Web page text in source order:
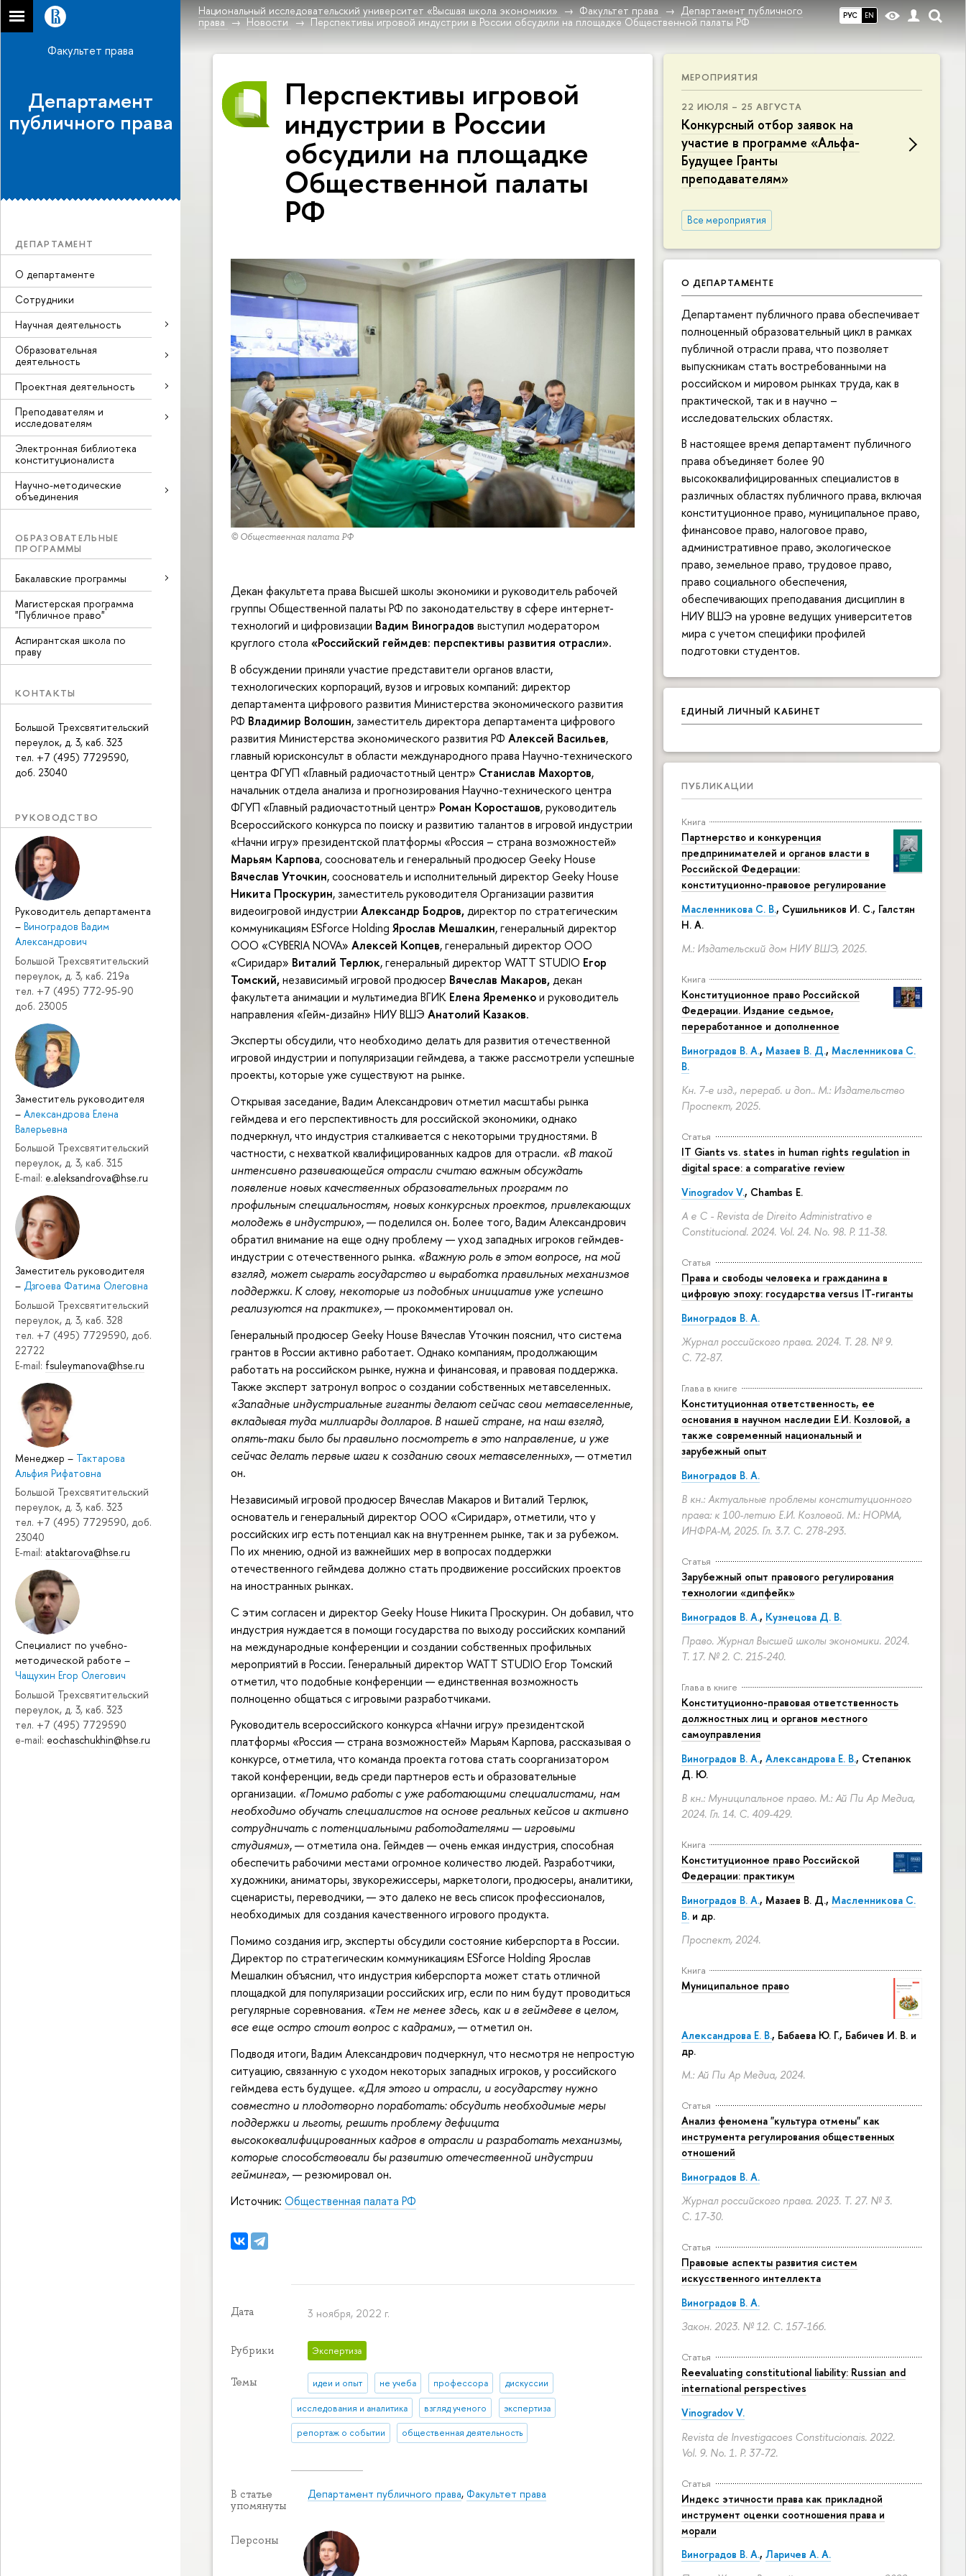
РУС EN
Национальный исследовательский университет «Высшая школа экономики» Факультет права
Департамент публичного
права
Новости Перспективы игровой индустрии в России обсудили на площадке Общественной палаты РФ
Факультет права
Департамент
публичного права
ДЕПАРТАМЕНТ
О департаменте
Сотрудники
Научная деятельность
Образовательная
деятельность
Проектная деятельность
Преподавателям и
исследователям
Электронная библиотека
конституционалиста
Научно-методические
объединения
ОБРАЗОВАТЕЛЬНЫЕ
ПРОГРАММЫ
Бакалавские программы
Магистерская программа
"Публичное право"
Аспирантская школа по
праву
КОНТАКТЫ
Большой Трехсвятительский
переулок, д. 3, каб. 323
тел. +7 (495) 7729590,
доб. 23040
РУКОВОДСТВО
Руководитель департамента
– Виноградов Вадим
Александрович
Большой Трехсвятительский
переулок, д. 3, каб. 219a
тел. +7 (495) 772-95-90
доб. 23005
Заместитель руководителя
– Александрова Елена
Валерьевна
Большой Трехсвятительский
переулок, д. 3, каб. 315
E-mail: e.aleksandrova@hse.ru
Заместитель руководителя
– Дзгоева Фатима Олеговна
Большой Трехсвятительский
переулок, д. 3, каб. 328
тел. +7 (495) 7729590, доб.
22722
E-mail: fsuleymanova@hse.ru
Менеджер – Тактарова
Альфия Рифатовна
Большой Трехсвятительский
переулок, д. 3, каб. 323
тел. +7 (495) 7729590, доб.
23040
E-mail: ataktarova@hse.ru
Специалист по учебно-
методической работе –
Чащухин Егор Олегович
Большой Трехсвятительский
переулок, д. 3, каб. 323
тел. +7 (495) 7729590
e-mail: eochaschukhin@hse.ru
МЕРОПРИЯТИЯ
22 ИЮЛЯ – 25 АВГУСТА
Конкурсный отбор заявок на
участие в программе «Альфа-
Будущее Гранты
преподавателям»
Все мероприятия
О ДЕПАРТАМЕНТЕ
Департамент публичного права обеспечивает
полноценный образовательный цикл в рамках
публичной отрасли права, что позволяет
выпускникам стать востребованными на
российском и мировом рынках труда, как в
практической, так и в научно –
исследовательских областях.
В настоящее время департамент публичного
права объединяет более 90
высококвалифицированных специалистов в
различных областях публичного права, включая
конституционное право, муниципальное право,
финансовое право, налоговое право,
административное право, экологическое
право, земельное право, трудовое право,
право социального обеспечения,
обеспечивающих преподавания дисциплин в
НИУ ВШЭ на уровне ведущих университетов
мира с учетом специфики профилей
подготовки студентов.
ЕДИНЫЙ ЛИЧНЫЙ КАБИНЕТ
ПУБЛИКАЦИИ
Книга
Партнерство и конкуренция
предпринимателей и органов власти в
Российской Федерации:
конституционно-правовое регулирование
Масленникова С. В., Сушильников И. С., Галстян
Н. А.
М.: Издательский дом НИУ ВШЭ, 2025.
Книга
Конституционное право Российской
Федерации. Издание седьмое,
переработанное и дополненное
Виноградов В. А., Мазаев В. Д., Масленникова С.
В.
Кн. 7-е изд., перераб. и доп.. М.: Издательство
Проспект, 2025.
Статья
IT Giants vs. states in human rights regulation in
digital space: a comparative review
Vinogradov V., Chambas E.
A e C - Revista de Direito Administrativo e
Constitucional. 2024. Vol. 24. No. 98. P. 11-38.
Статья
Права и свободы человека и гражданина в
цифровую эпоху: государства versus IT-гиганты
Виноградов В. А.
Журнал российского права. 2024. Т. 28. № 9.
С. 72-87.
Глава в книге
Конституционная ответственность, ее
основания в научном наследии Е.И. Козловой, а
также современный национальный и
зарубежный опыт
Виноградов В. А.
В кн.: Актуальные проблемы конституционного
права: к 100-летию Е.И. Козловой. М.: НОРМА,
ИНФРА-М, 2025. Гл. 3.7. С. 278-293.
Статья
Зарубежный опыт правового регулирования
технологии «дипфейк»
Виноградов В. А., Кузнецова Д. В.
Право. Журнал Высшей школы экономики. 2024.
Т. 17. № 2. С. 215-240.
Глава в книге
Конституционно-правовая ответственность
должностных лиц и органов местного
самоуправления
Виноградов В. А., Александрова Е. В., Степанюк
Д. Ю.
В кн.: Муниципальное право. М.: Ай Пи Ар Медиа,
2024. Гл. 14. С. 409-429.
Книга
Конституционное право Российской
Федерации: практикум
Виноградов В. А., Мазаев В. Д., Масленникова С.
В. и др.
Проспект, 2024.
Книга
Муниципальное право
Александрова Е. В., Бабаева Ю. Г., Бабичев И. В. и
др.
М.: Ай Пи Ар Медиа, 2024.
Статья
Анализ феномена "культура отмены" как
инструмента регулирования общественных
отношений
Виноградов В. А.
Журнал российского права. 2023. Т. 27. № 3.
С. 17-30.
Статья
Правовые аспекты развития систем
искусственного интеллекта
Виноградов В. А.
Закон. 2023. № 12. С. 157-166.
Статья
Reevaluating constitutional liability: Russian and
international perspectives
Vinogradov V.
Revista de Investigacoes Constitucionais. 2022.
Vol. 9. No. 1. P. 37-72.
Статья
Индекс этичности права как прикладной
инструмент оценки соотношения права и
морали
Виноградов В. А., Ларичев А. А.
Перспективы игровой
индустрии в России
обсудили на площадке
Общественной палаты
РФ
© Общественная палата РФ
Декан факультета права Высшей школы экономики и руководитель рабочей
группы Общественной палаты РФ по законодательству в сфере интернет-
технологий и цифровизации Вадим Виноградов выступил модератором
круглого стола «Российский геймдев: перспективы развития отрасли».
В обсуждении приняли участие представители органов власти,
технологических корпораций, вузов и игровых компаний: директор
департамента цифрового развития Министерства экономического развития
РФ Владимир Волошин, заместитель директора департамента цифрового
развития Министерства экономического развития РФ Алексей Васильев,
главный юрисконсульт в области международного права Научно-технического
центра ФГУП «Главный радиочастотный центр» Станислав Махортов,
начальник отдела анализа и прогнозирования Научно-технического центра
ФГУП «Главный радиочастотный центр» Роман Коросташов, руководитель
Всероссийского конкурса по поиску и развитию талантов в игровой индустрии
«Начни игру» президентской платформы «Россия – страна возможностей»
Марьям Карпова, сооснователь и генеральный продюсер Geeky House
Вячеслав Уточкин, сооснователь и исполнительный директор Geeky House
Никита Проскурин, заместитель руководителя Организации развития
видеоигровой индустрии Александр Бодров,директор по стратегическим
коммуникациям ESforce Holding Ярослав Мешалкин, генеральный директор
ООО «CYBERIA NOVA» Алексей Копцев, генеральный директор ООО
«Сиридар» Виталий Терлюк, генеральный директор WATT STUDIO Егор
Томский,независимый игровой продюсер Вячеслав Макаров,декан
факультета анимации и мультимедиа ВГИК Елена Яременкои руководитель
направления «Гейм-дизайн» НИУ ВШЭ Анатолий Казаков.
Эксперты обсудили, что необходимо делать для развития отечественной
игровой индустрии и популяризации геймдева, а также рассмотрели успешные
проекты, которые уже существуют на рынке.
Открывая заседание, Вадим Александрович отметил масштабы рынка
геймдева и его перспективность для российской экономики, однако
подчеркнул, что индустрия сталкивается с некоторыми трудностями. В
частности, с нехваткой квалифицированных кадров для отрасли. «В такой
интенсивно развивающейся отрасли считаю важным обсуждать
появление новых качественных образовательных программ по
профильным специальностям, новых конкурсных проектов, привлекающих
молодежь в индустрию», — поделился он. Более того, Вадим Александрович
обратил внимание на еще одну проблему — уход западных игроков геймдев-
индустрии с отечественного рынка. «Важную роль в этом вопросе, на мой
взгляд, может сыграть государство и выработка правильных механизмов
поддержки. К слову, некоторые из подобных инициатив уже успешно
реализуются на практике», — прокомментировал он.
Генеральный продюсер Geeky House Вячеслав Уточкин пояснил, что система
грантов в России активно работает. Однако компаниям, продолжающим
работать на российском рынке, нужна и финансовая, и правовая поддержка.
Также эксперт затронул вопрос о создании собственных метавселенных.
«Западные индустриальные гиганты делают сейчас свои метавселенные,
вкладывая туда миллиарды долларов. В нашей стране, на наш взгляд,
опять-таки было бы правильно посмотреть в это направление, и уже
сейчас делать первые шаги к созданию своих метавселенных», — отметил
он.
Независимый игровой продюсер Вячеслав Макаров и Виталий Терлюк,
основатель и генеральный директор ООО «Сиридар», отметили, что у
российских игр есть потенциал как на внутреннем рынке, так и за рубежом.
По их мнению, одной из важнейших мер в вопросах поддержки
отечественного геймдева должно стать продвижение российских проектов
на иностранных рынках.
С этим согласен и директор Geeky House Никита Проскурин. Он добавил, что
индустрия нуждается в помощи государства по выходу российских компаний
на международные конференции и создании собственных профильных
мероприятий в России. Генеральный директор WATT STUDIO Егор Томский
отметил, что подобные конференции — единственная возможность
полноценно общаться с игровыми разработчиками.
Руководитель всероссийского конкурса «Начни игру» президентской
платформы «Россия — страна возможностей» Марьям Карпова, рассказывая о
конкурсе, отметила, что команда проекта готова стать соорганизатором
такой конференции, ведь среди партнеров есть и образовательные
организации. «Помимо работы с уже работающими специалистами, нам
необходимо обучать специалистов на основе реальных кейсов и активно
сотрудничать с потенциальными работодателями — игровыми
студиями», — отметила она. Геймдев — очень емкая индустрия, способная
обеспечить рабочими местами огромное количество людей. Разработчики,
художники, аниматоры, звукорежиссеры, маркетологи, продюсеры, аналитики,
сценаристы, переводчики, — это далеко не весь список профессионалов,
необходимых для создания качественного игрового продукта.
Помимо создания игр, эксперты обсудили состояние киберспорта в России.
Директор по стратегическим коммуникациям ESforce Holding Ярослав
Мешалкин объяснил, что индустрия киберспорта может стать отличной
площадкой для популяризации российских игр, если по ним будут проводиться
регулярные соревнования. «Тем не менее здесь, как и в геймдеве в целом,
все еще остро стоит вопрос с кадрами», — отметил он.
Подводя итоги, Вадим Александрович подчеркнул, что несмотря не непростую
ситуацию, связанную с уходом некоторых западных игроков, у российского
геймдева есть будущее. «Для этого и отрасли, и государству нужно
совместно и плодотворно поработать: обсудить необходимые меры
поддержки и льготы, решить проблему дефицита
высококвалифицированных кадров в отрасли и разработать механизмы,
которые способствовали бы развитию отечественной индустрии
гейминга», — резюмировал он.
Источник: Общественная палата РФ
Дата 3 ноября, 2022 г.
Рубрики Экспертиза
Темы идеи и опыт не учеба профессора дискуссии
исследования и аналитика взгляд ученого экспертиза
репортаж о событии общественная деятельность
В статье
упомянуты
Департамент публичного права,Факультет права
Персоны